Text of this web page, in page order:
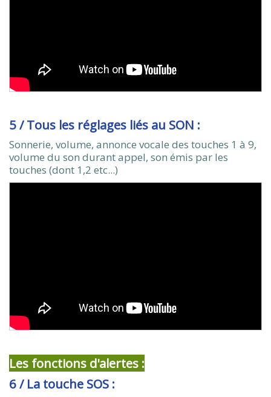
5 / Tous les réglages liés au SON :
Sonnerie, volume, annonce vocale des touches 1 à 9,
volume du son durant appel, son émis par les
touches (dont 1,2 etc...)
Les fonctions d'alertes :
6 / La touche SOS :